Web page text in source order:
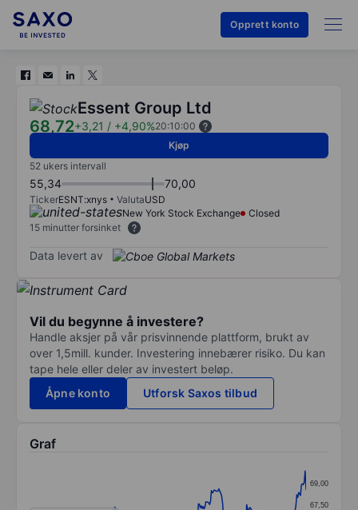
Opprett konto
Essent Group Ltd
68,72+3,21 / +4,90%20:10:00
Kjøp
52 ukers intervall
55,34 70,00
TickerESNT:xnys ValutaUSD
New York Stock Exchange
Closed
15 minutter forsinket
Data levert av
Vil du begynne å investere?
Handle aksjer på vår prisvinnende plattform, brukt av
over 1,5mill. kunder. Investering innebærer risiko. Du kan
tape hele eller deler av investert beløp.
Åpne konto
Utforsk Saxos tilbud
Graf
Line chart with 299 data points.
67,50
69,00